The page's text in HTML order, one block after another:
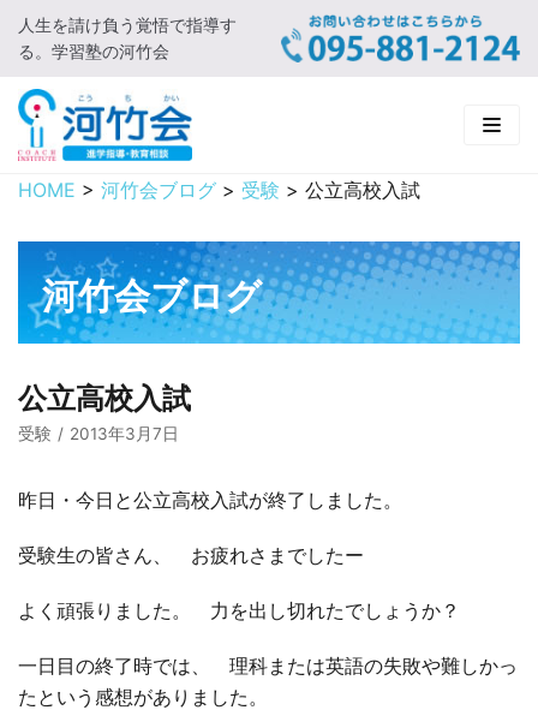
コ
ン
テ
ン
ツ
に
キ
プ
人生を請け負う覚悟で指導す
る。学習塾の河竹会
HOME
新着情報
□ お知らせ
河竹会について
□ 河竹会について
□ 小学部
実 績
HOME > 河竹会ブログ > 受験 > 公立高校入試
河竹会ブログ
公立高校入試
受験 2013年3月7日
昨日・今日と公立高校入試が終了しました。
受験生の皆さん、 お疲れさまでしたー
よく頑張りました。 力を出し切れたでしょうか？
一日目の終了時では、 理科または英語の失敗や難しかっ
たという感想がありました。